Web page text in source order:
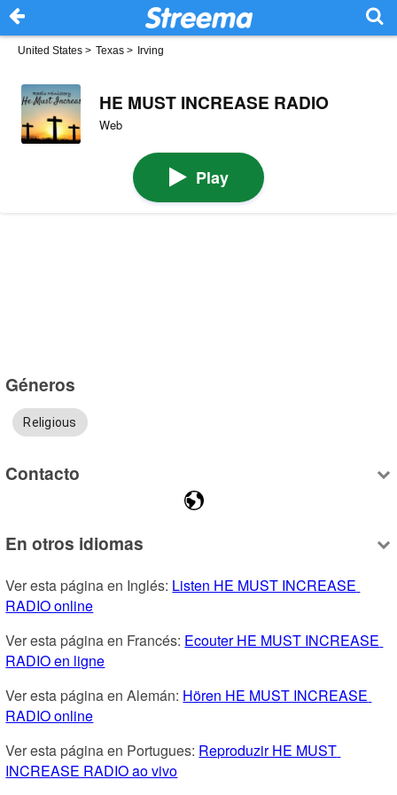
United States > Texas > Irving
HE MUST INCREASE RADIO
Web
Play
Géneros
Religious
Contacto
En otros idiomas
Ver esta página en Inglés: Listen HE MUST INCREASE
RADIO online
Ver esta página en Francés: Ecouter HE MUST INCREASE
RADIO en ligne
Ver esta página en Alemán: Hören HE MUST INCREASE
RADIO online
Ver esta página en Portugues: Reproduzir HE MUST
INCREASE RADIO ao vivo